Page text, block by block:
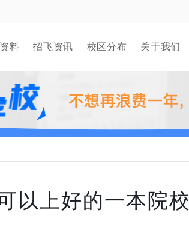
料 招飞资讯 校区分布 关于我们
以上好的一本院校